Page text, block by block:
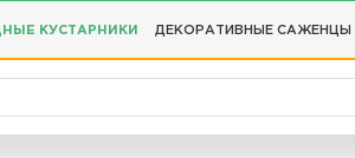
КУСТАРНИКИ ДЕКОРАТИВНЫЕ САЖЕНЦЫ